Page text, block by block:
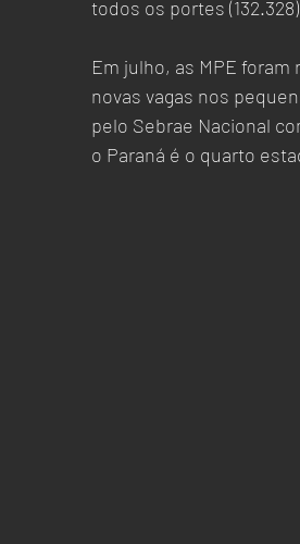
todos os portes
Em julho, as MPE foram
novas vagas nos
pelo Sebrae Nacional
o Paraná é o quarto